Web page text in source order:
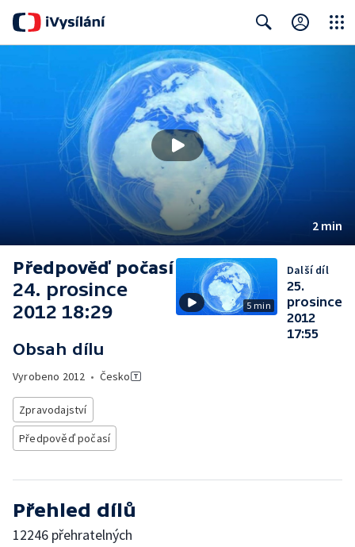
2 min
Předpověď počasí
24. prosince
2012 18:29
Obsah dílu
Vyrobeno 2012 • Česko
Zpravodajství
Předpověď počasí
5 min
Další díl
25.
prosince
2012
17:55
Přehled dílů
12246 přehratelných